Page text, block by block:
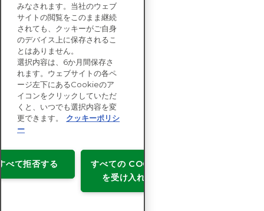
エンタープライズ向け
ソリューション
サステナビリティ
評価
リソース
企業情報
Copyright © EcoVadis
利用許諾
データプライバシー
みなされます。当社のウェブ
サイトの閲覧をこのまま継続
されても、クッキーがご自身
のデバイス上に保存されるこ
とはありません。
選択内容は、6か月間保存さ
れます。ウェブサイトの各ペ
ージ左下にあるCookieのア
イコンをクリックしていただ
くと、いつでも選択内容を変
更できます。
クッキーポリシ
ー
すべての COOKIE
を受け入れる
べて拒否する